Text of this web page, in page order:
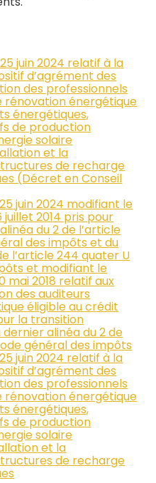
juin 2024 relatif à la
d’agrément des
des professionnels
rénovation énergétique
énergétiques,
de production
solaire
et la
de recharge
(Décret en Conseil
juin 2024 modifiant le
juillet 2014 pris pour
du 2 de l’article
des impôts et du
l’article 244 quater U
et modifiant le
mai 2018 relatif aux
des auditeurs
éligible au crédit
la transition
alinéa du 2 de
général des impôts
juin 2024 relatif à la
d’agrément des
des professionnels
rénovation énergétique
énergétiques,
de production
solaire
et la
de recharge